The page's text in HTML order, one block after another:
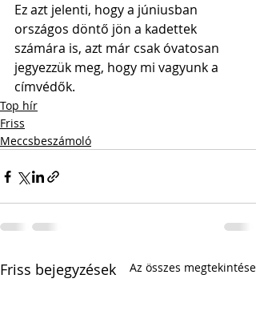
Ez azt jelenti, hogy a júniusban
országos döntő jön a kadettek
számára is, azt már csak óvatosan
jegyezzük meg, hogy mi vagyunk a
címvédők.
Top hír
Friss
Meccsbeszámoló
Friss bejegyzések Az összes megtekintése